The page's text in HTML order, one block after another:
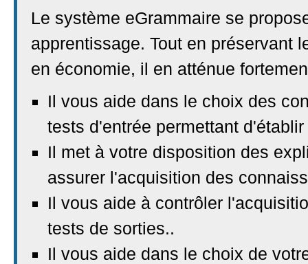
Le système eGrammaire se
apprentissage. Tout en préservant
en économie, il en atténue
Il vous aide dans le choix des
tests d'entrée permettant
Il met à votre disposition des
assurer l'acquisition des
Il vous aide à contrôler
tests de sorties..
Il vous aide dans le choix de